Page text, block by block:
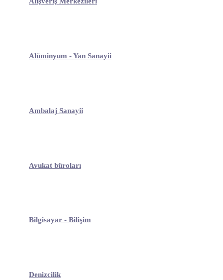
Alüminyum - Yan Sanayii
Ambalaj Sanayii
Avukat büroları
Bilgisayar - Bilişim
Denizcilik